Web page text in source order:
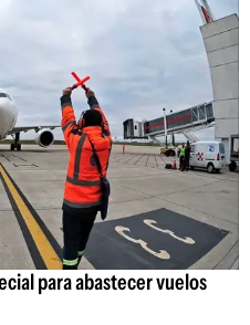
para abastecer vuelos